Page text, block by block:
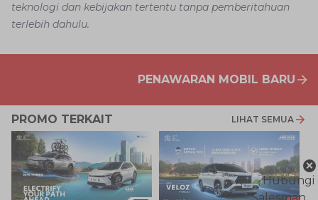
teknologi dan kebijakan tertentu tanpa pemberitahuan
terlebih dahulu.
PENAWARAN MOBIL BARU
PROMO TERKAIT LIHAT SEMUA
×